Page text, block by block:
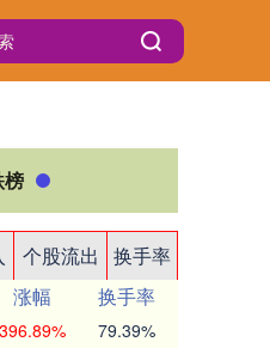
榜
个股流出
换手率
涨幅
换手率
396.89% 79.39%